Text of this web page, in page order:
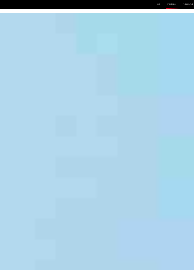
首页 产品及服务 行业解决方案